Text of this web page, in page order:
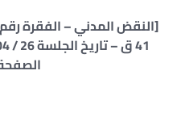
الصفحة